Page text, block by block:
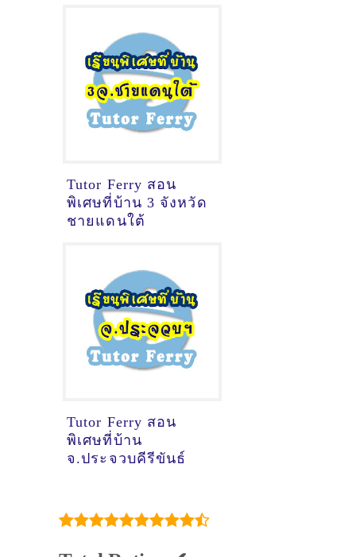
Tutor Ferry สอน
พิเศษที่บ้าน 3 จังหวัด
ชายแดนใต้
Tutor Ferry สอน
พิเศษที่บ้าน
จ.ประจวบคีรีขันธ์